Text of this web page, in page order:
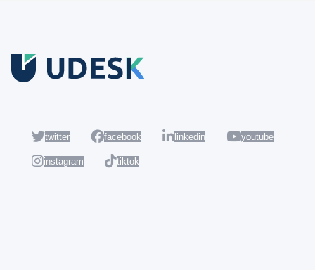
twitter facebook linkedin youtube
instagram tiktok